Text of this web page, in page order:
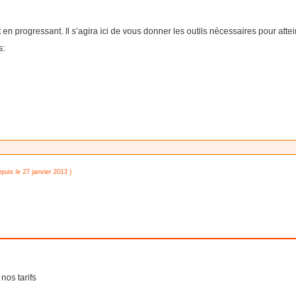
en progressant. Il s’agira ici de vous donner les outils nécessaires pour
le 27 janvier 2013 )
tarifs